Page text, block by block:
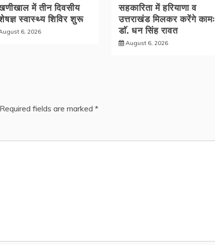
में तीन दिवसीय
स्वास्थ्य शिविर शुरू
6, 2026
सहकारिता में हरियाणा व
उत्तराखंड मिलकर करेंगे कामः
डाॅ. धन सिंह रावत
August 6, 2026
Required fields are marked *